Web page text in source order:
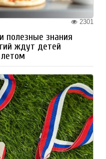
2301
полезные знания
ждут детей